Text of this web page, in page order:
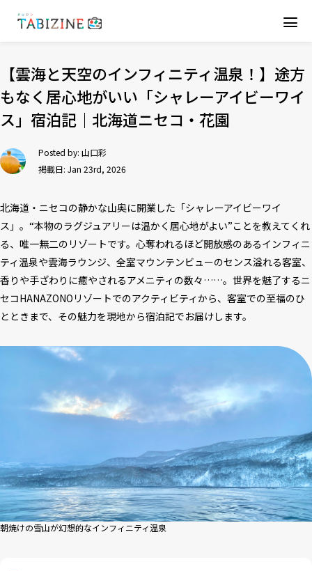
【雲海と天空のインフィニティ温泉！】途方
もなく居心地がいい「シャレーアイビーワイ
ス」宿泊記｜北海道ニセコ・花園
Posted by: 山口彩
掲載日: Jan 23rd, 2026
北海道・ニセコの静かな山奥に開業した「シャレーアイビーワイ
ス」。“本物のラグジュアリーは温かく居心地がよい”ことを教えてくれ
る、唯一無二のリゾートです。心奪われるほど開放感のあるインフィニ
ティ温泉や雲海ラウンジ、全室マウンテンビューのセンス溢れる客室、
香りや手ざわりに癒やされるアメニティの数々……。世界を魅了するニ
セコHANAZONOリゾートでのアクティビティから、客室での至福のひ
とときまで、その魅力を現地から宿泊記でお届けします。
朝焼けの雪山が幻想的なインフィニティ温泉